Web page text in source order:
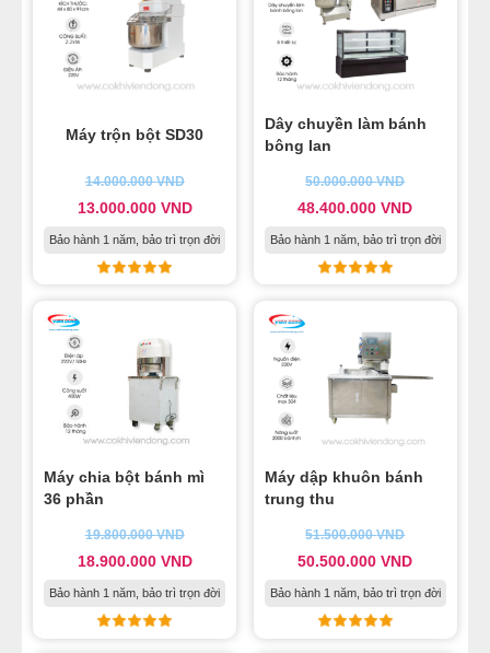
24-
Máy trộn nằm ngang
25-
Máy trộn bột làm bánh trung thu
27-Máy trộn bột ngang 10kg
-Máy trộn thực phẩm nằm ngang 50Kg
30-Máy trộn bột mì Việt Nam motor cũ
Máy trộn bột SD30
14.000.000VND
13.000.000 VND
Bảo hành 1 năm, bảo trì trọn đời
Dây chuyền làm bánh
bông lan
50.000.000VND
48.400.000VND
Bảo hành 1 năm, bảo trì trọn đời
Máy chia bột bánh mì
36 phần
19.800.000VND
18.900.000 VND
Bảo hành 1 năm, bảo trì trọn đời
Máy dập khuôn bánh
trung thu
51.500.000VND
50.500.000VND
Bảo hành 1 năm, bảo trì trọn đời